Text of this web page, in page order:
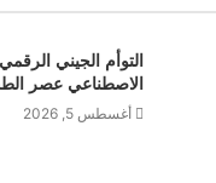
التوأم الجيني
الاصطناعي عصر
أغسطس 5, 2026